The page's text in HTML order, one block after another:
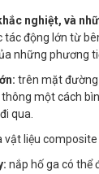
nghiệt, và
động lớn từ
những phương
trên mặt đường
một cách
qua.
liệu
nắp hố ga có thể